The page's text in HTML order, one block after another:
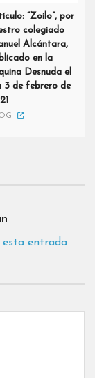
“Zoilo”, por
colegiado
Alcántara,
en la
Desnuda el
3 de febrero de
entrada